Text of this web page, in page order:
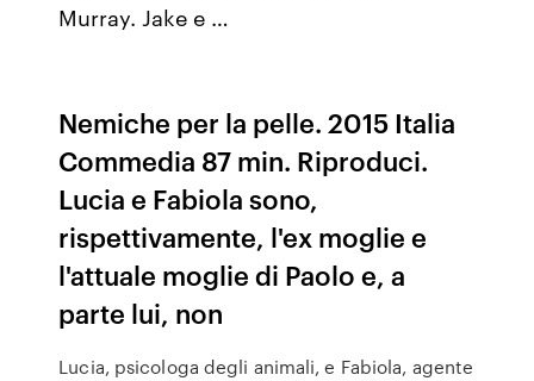
Murray. Jake e …
Nemiche per la pelle. 2015 Italia
Commedia 87 min. Riproduci.
Lucia e Fabiola sono,
rispettivamente, l'ex moglie e
l'attuale moglie di Paolo e, a
parte lui, non
Lucia, psicologa degli animali, e Fabiola, agente